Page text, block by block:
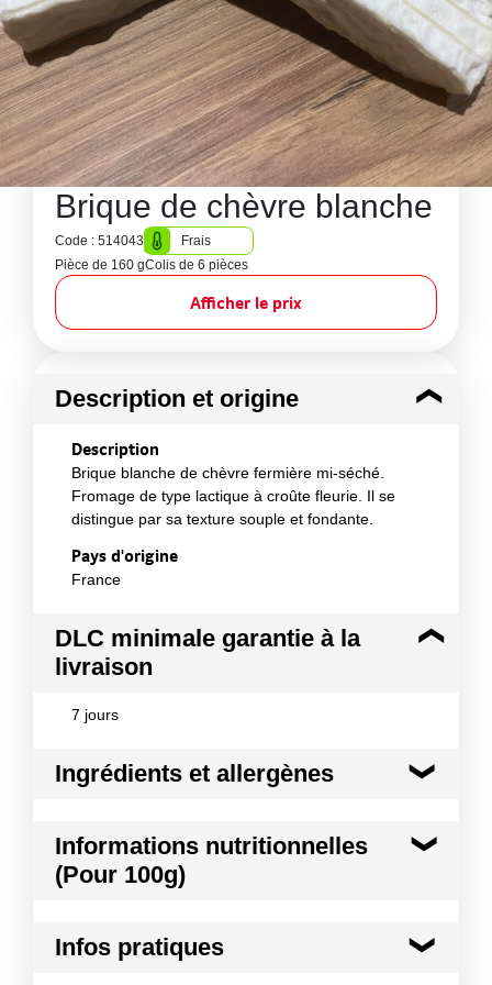
Brique de chèvre blanche
Code : 514043
Frais
Pièce de 160 gColis de 6 pièces
Afficher le prix
Description et origine
Description
Brique blanche de chèvre fermière mi-séché.
Fromage de type lactique à croûte fleurie. Il se
distingue par sa texture souple et fondante.
Pays d'origine
France
DLC minimale garantie à la
livraison
7 jours
Ingrédients et allergènes
Lait de chèvre entier et cru (origine France), sel
(origine France), présure animale (Origine France),
ferments lactiques (Origine France).
Lait et produits à base de lait
Informations nutritionnelles
(Pour 100g)
Infos pratiques